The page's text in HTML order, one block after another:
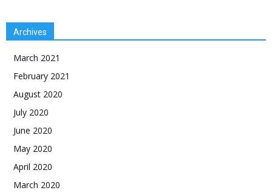
Archives
March 2021
February 2021
August 2020
July 2020
June 2020
May 2020
April 2020
March 2020